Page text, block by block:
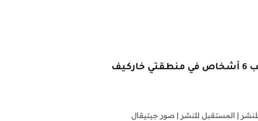
طائرات روسية بدون طيار تصيب 6 أشخاص في منطقتي خاركيف
| المستقبل للنشر | صور جيتيقال